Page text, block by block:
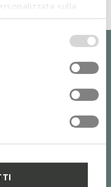
sulla
quali cookies ed
Per maggiori
momento le